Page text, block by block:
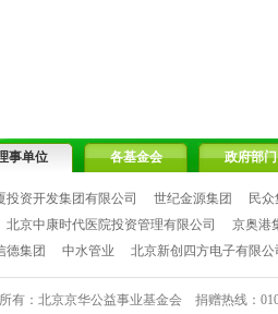
事单位 各基金会 政府部门
投资开发集团有限公司 世纪金源集团
民
北京中康时代医院投资管理有限公司
京奥港
德集团 中水管业 北京新创四方电子有限公
有：北京京华公益事业基金会 捐赠热线：